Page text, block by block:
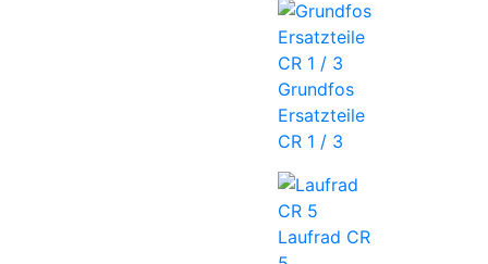
Grundfos
Ersatzteile
CR 1 / 3
Laufrad CR